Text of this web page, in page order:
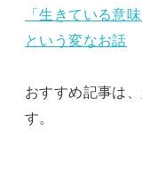
「生きている意
という変なお話
おすすめ記事は、
す。